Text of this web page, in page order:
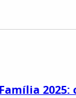
2025: